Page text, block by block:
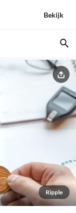
Bekijk
Ripple